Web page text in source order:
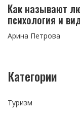
Как называют
психология и
Арина Петрова
Категории
Туризм